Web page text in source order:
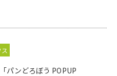
パンどろぼう POPUP